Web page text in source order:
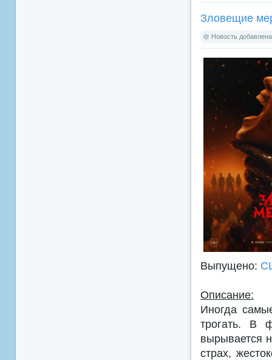
Зловещие
Новость
Выпущено:
Описание:
Иногда
трогать. В
вырывается
страх,